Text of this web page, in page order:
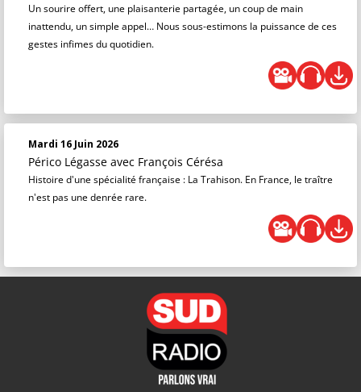
Un sourire offert, une plaisanterie partagée, un coup de main
inattendu, un simple appel… Nous sous-estimons la puissance de ces
gestes infimes du quotidien.
Mardi 16 Juin 2026
Périco Légasse avec François Cérésa
Histoire d'une spécialité française : La Trahison. En France, le traître
n'est pas une denrée rare.